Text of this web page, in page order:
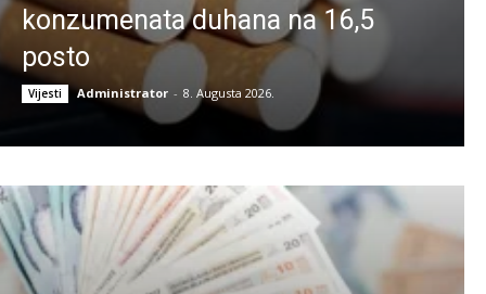
konzumenata duhana na 16,5
posto
Vijesti Administrator - 8. Augusta 2026.